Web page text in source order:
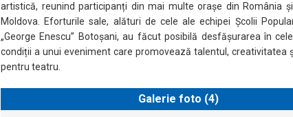
artistică, reunind participanți din mai multe orașe din România
Moldova. Eforturile sale, alături de cele ale echipei Școlii
„George Enescu” Botoșani, au făcut posibilă desfășurarea în
condiții a unui eveniment care promovează talentul, creativitatea
pentru teatru.
Galerie foto (4)